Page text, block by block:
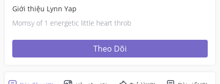
Giới thiệu Lynn Yap
Momsy of 1 energetic little heart throb
Theo Dõi